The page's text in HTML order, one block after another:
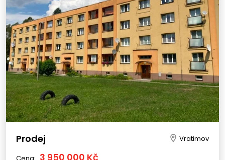
Prodej Vratimov
3 950 000 Kč